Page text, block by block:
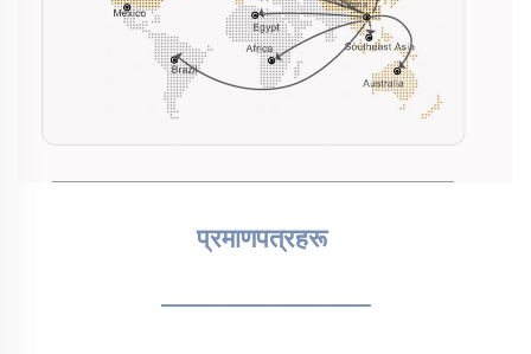
प्रमाणपत्रहरू
________________